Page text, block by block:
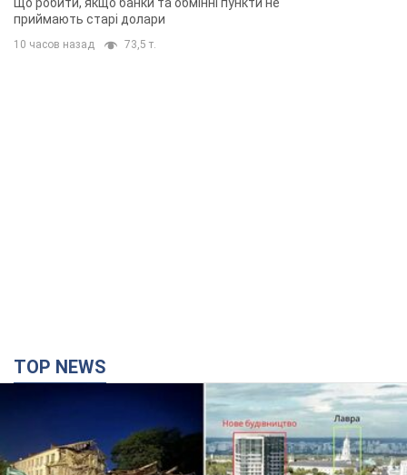
Києво-Печерську лавру закриють 80-метровим
"монстром"? Чому влада Києва відмовилась
зупиняти будівництво хмарочоса